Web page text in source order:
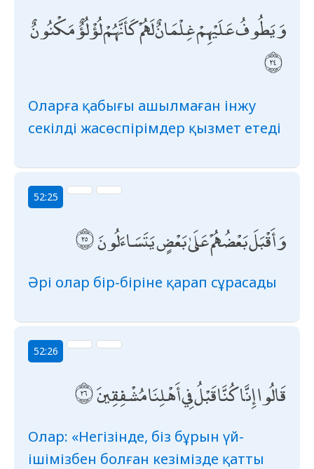
وَيَطُوفُ عَلَيْهِمْ غِلْمَانٌ لَهُمْ كَأَنَّهُمْ لُؤْلُؤٌ مَكْنُونٌ
Оларға қабығы ашылмаған інжу
секілді жасөспірімдер қызмет етеді
52:25
وَأَقْبَلَ بَعْضُهُمْ عَلَىٰ بَعْضٍ يَتَسَاءَلُونَ
Әрі олар бір-біріне қарап сұрасады
52:26
قَالُوا إِنَّا كُنَّا قَبْلُ فِي أَهْلِنَا مُشْفِقِينَ
Олар: «Негізінде, біз бұрын үй-
ішімізбен болған кезімізде қатты